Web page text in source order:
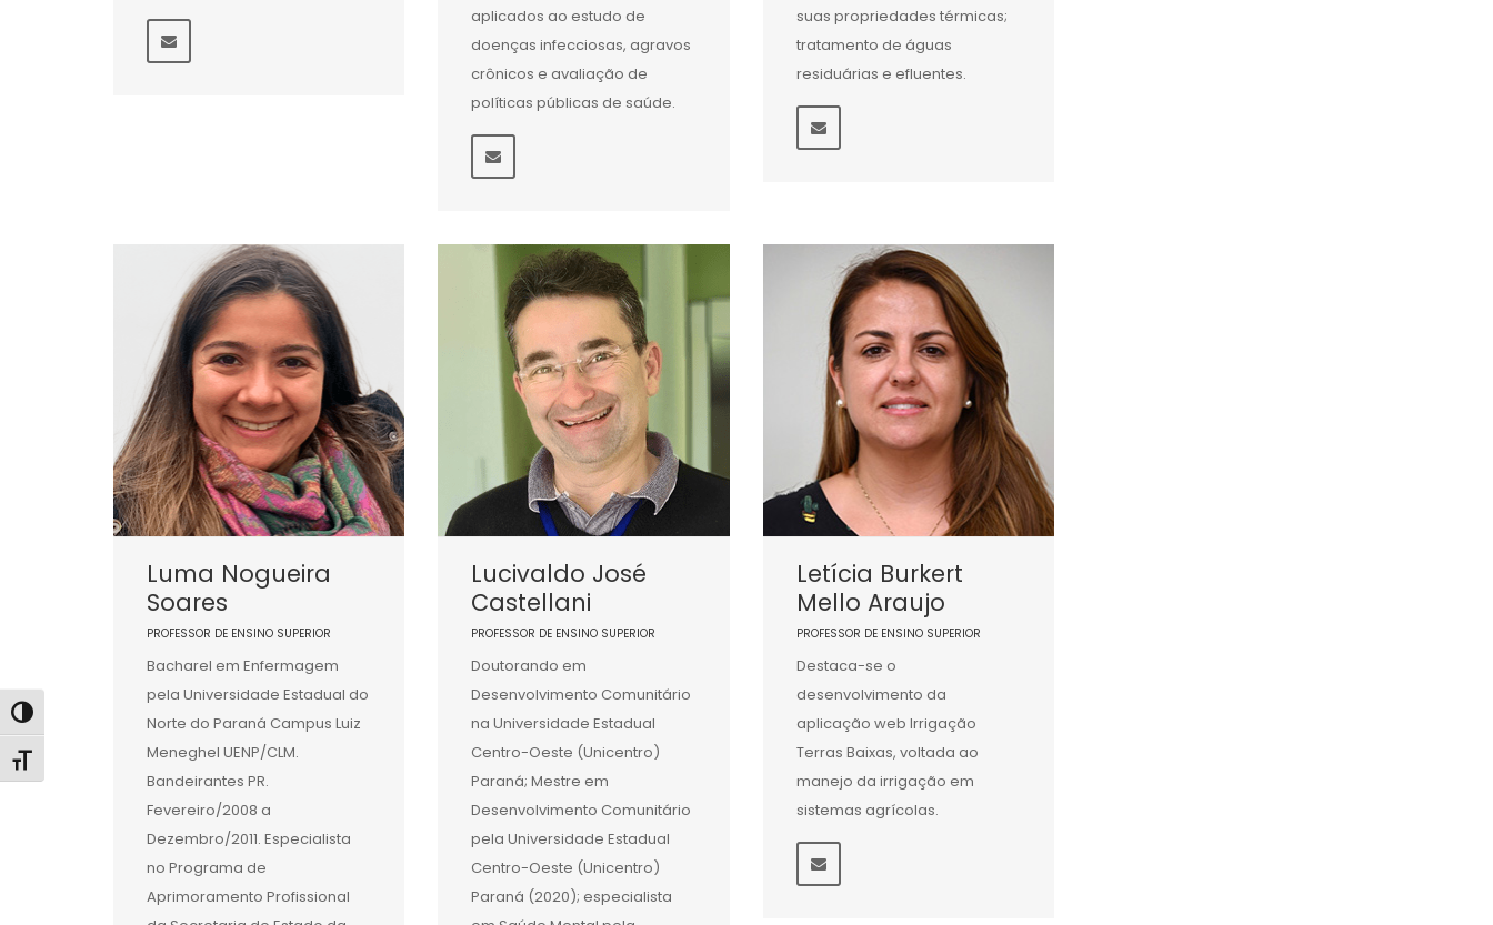
Alternar alto contraste
Alternar tamanho da fonte
aplicados ao estudo de
doenças infecciosas, agravos
crônicos e avaliação de
políticas públicas de saúde.
suas propriedades térmicas;
tratamento de águas
residuárias e efluentes.
Luma Nogueira
Soares
PROFESSOR DE ENSINO SUPERIOR
Bacharel em Enfermagem
pela Universidade Estadual do
Norte do Paraná Campus Luiz
Meneghel UENP/CLM.
Bandeirantes PR.
Fevereiro/2008 a
Dezembro/2011. Especialista
no Programa de
Aprimoramento Profissional
Lucivaldo José
Castellani
PROFESSOR DE ENSINO SUPERIOR
Doutorando em
Desenvolvimento Comunitário
na Universidade Estadual
Centro-Oeste (Unicentro)
Paraná; Mestre em
Desenvolvimento Comunitário
pela Universidade Estadual
Centro-Oeste (Unicentro)
Paraná (2020); especialista
Letícia Burkert
Mello Araujo
PROFESSOR DE ENSINO SUPERIOR
Destaca-se o
desenvolvimento da
aplicação web Irrigação
Terras Baixas, voltada ao
manejo da irrigação em
sistemas agrícolas.